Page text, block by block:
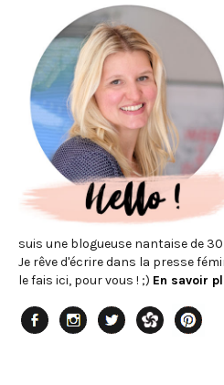
suis une blogueuse nantaise de 30
Je rêve d'écrire dans la presse
le fais ici, pour vous ! ;) En savoir